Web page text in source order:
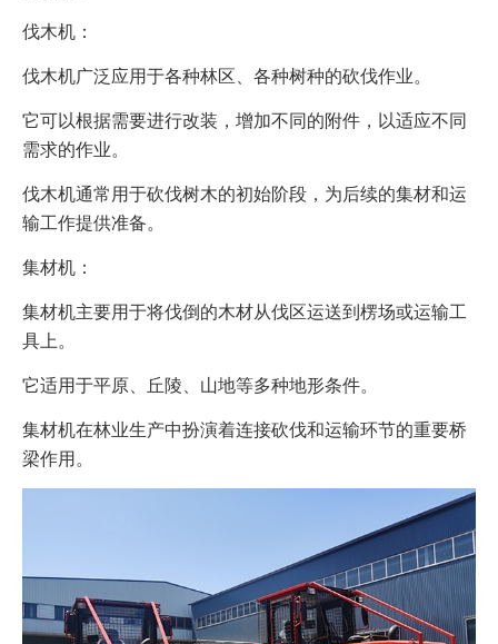
伐木机：
伐木机广泛应用于各种林区、各种树种的砍伐作业。
它可以根据需要进行改装，增加不同的附件，以适应不同
需求的作业。
伐木机通常用于砍伐树木的初始阶段，为后续的集材和运
输工作提供准备。
集材机：
集材机主要用于将伐倒的木材从伐区运送到楞场或运输工
具上。
它适用于平原、丘陵、山地等多种地形条件。
集材机在林业生产中扮演着连接砍伐和运输环节的重要桥
梁作用。